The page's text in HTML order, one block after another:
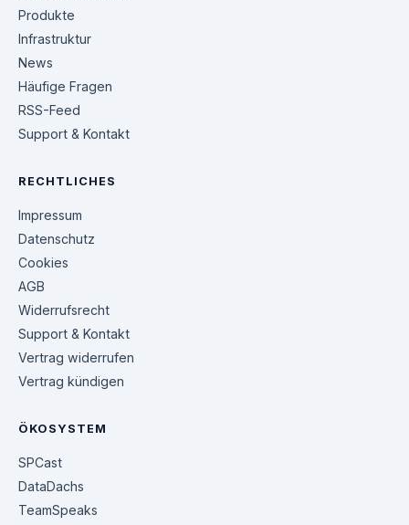
Produkte
Infrastruktur
News
Häufige Fragen
RSS-Feed
Support & Kontakt
RECHTLICHES
Impressum
Datenschutz
Cookies
AGB
Widerrufsrecht
Support & Kontakt
Vertrag widerrufen
Vertrag kündigen
ÖKOSYSTEM
SPCast
DataDachs
TeamSpeaks